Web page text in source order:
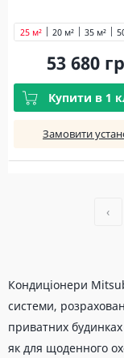
20 м²
25 м² 35 м²
53 680
Купити в 1
Замовити
‹
Кондиціонери
системи,
приватних
як для щоденного